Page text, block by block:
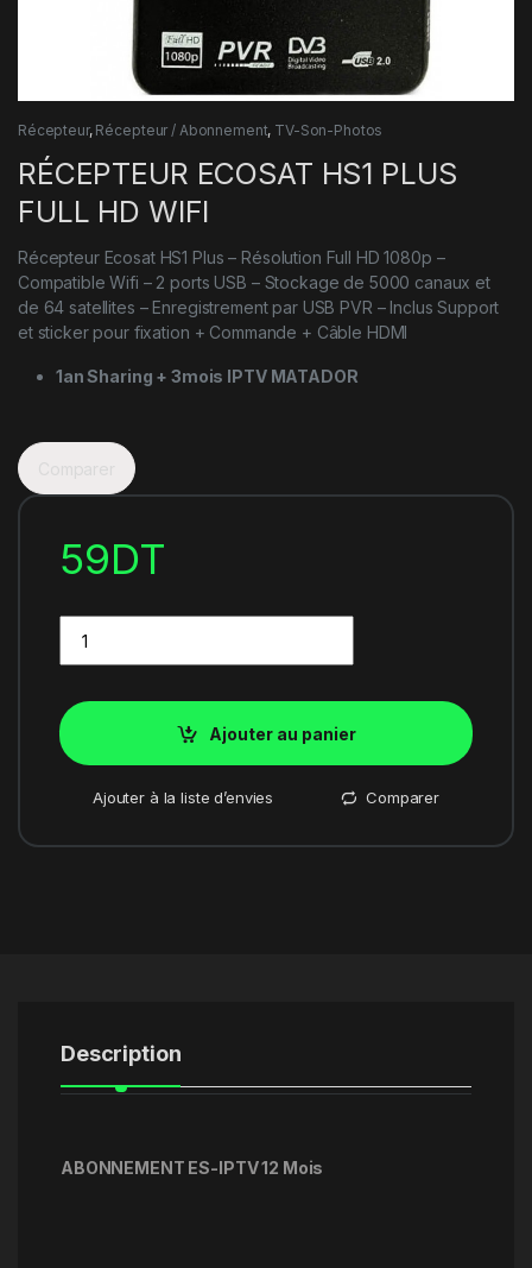
Récepteur, Récepteur / Abonnement, TV-Son-Photos
RÉCEPTEUR ECOSAT HS1 PLUS
FULL HD WIFI
Récepteur Ecosat HS1 Plus – Résolution Full HD 1080p –
Compatible Wifi – 2 ports USB – Stockage de 5000 canaux et
de 64 satellites – Enregistrement par USB PVR – Inclus Support
et sticker pour fixation + Commande + Câble HDMI
1an Sharing + 3mois IPTV MATADOR
59DT
Ajouter au panier
Ajouter à la liste d’envies Comparer
Description
ABONNEMENT ES-IPTV 12 Mois